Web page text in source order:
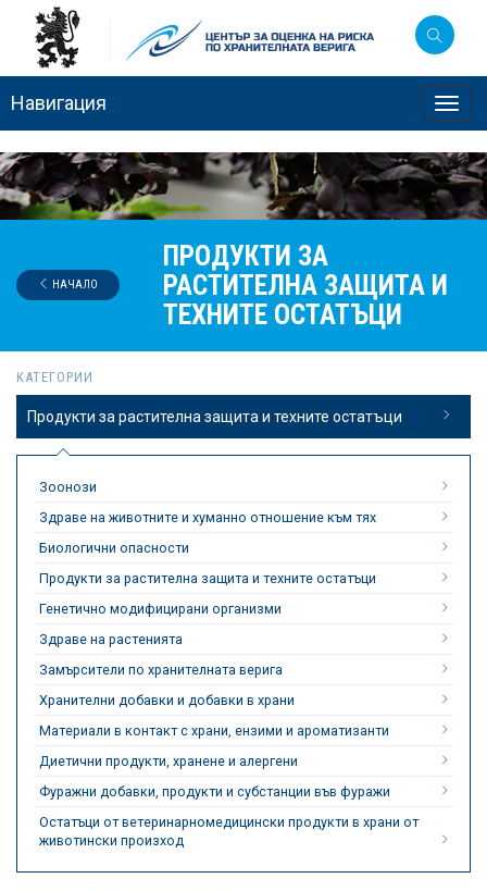
Навигация
ПРОДУКТИ ЗА
РАСТИТЕЛНА ЗАЩИТА И
ТЕХНИТЕ ОСТАТЪЦИ
НАЧАЛО
КАТЕГОРИИ
Продукти за растителна защита и техните остатъци
Зоонози
Здраве на животните и хуманно отношение към тях
Биологични опасности
Продукти за растителна защита и техните остатъци
Генетично модифицирани организми
Здраве на растенията
Замърсители по хранителната верига
Хранителни добавки и добавки в храни
Материали в контакт с храни, ензими и ароматизанти
Диетични продукти, хранене и алергени
Фуражни добавки, продукти и субстанции във фуражи
Остатъци от ветеринарномедицински продукти в храни от
животински произход